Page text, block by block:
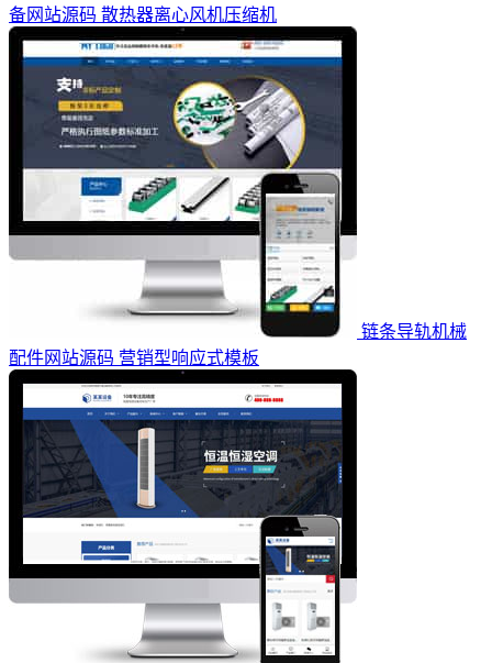
备网站源码 散热器离心风机压缩机
链条导轨机械
配件网站源码 营销型响应式模板